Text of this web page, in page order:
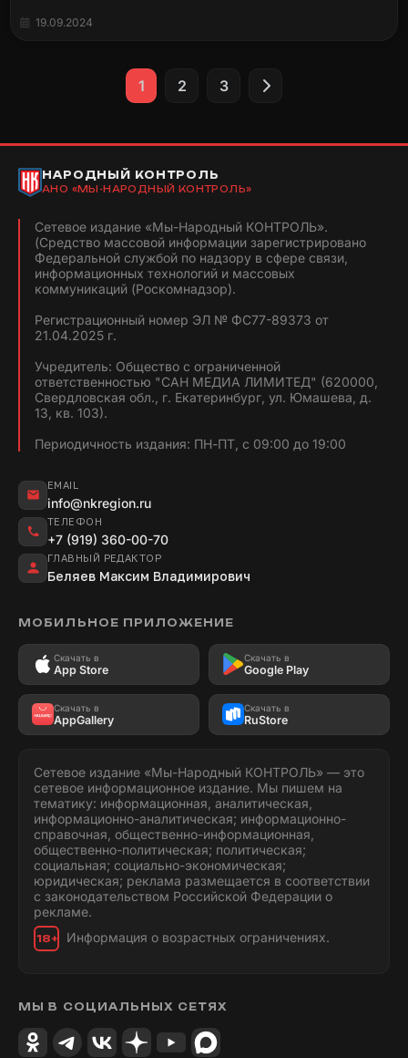
19.09.2024
1 2 3
НАРОДНЫЙ КОНТРОЛЬ
АНО «МЫ-НАРОДНЫЙ КОНТРОЛЬ»
Сетевое издание «Мы-Народный КОНТРОЛЬ».
(Средство массовой информации зарегистрировано
Федеральной службой по надзору в сфере связи,
информационных технологий и массовых
коммуникаций (Роскомнадзор).
Регистрационный номер ЭЛ № ФС77-89373 от
21.04.2025 г.
Учредитель: Общество с ограниченной
ответственностью "САН МЕДИА ЛИМИТЕД" (620000,
Свердловская обл., г. Екатеринбург, ул. Юмашева, д.
13, кв. 103).
Периодичность издания: ПН-ПТ, с 09:00 до 19:00
EMAIL
info@nkregion.ru
ТЕЛЕФОН
+7 (919) 360-00-70
ГЛАВНЫЙ РЕДАКТОР
Беляев Максим Владимирович
МОБИЛЬНОЕ ПРИЛОЖЕНИЕ
Скачать в
App Store
Скачать в
Google Play
Скачать в
AppGallery
Скачать в
RuStore
Сетевое издание «Мы-Народный КОНТРОЛЬ» — это
сетевое информационное издание. Мы пишем на
тематику: информационная, аналитическая,
информационно-аналитическая; информационно-
справочная, общественно-информационная,
общественно-политическая; политическая;
социальная; социально-экономическая;
юридическая; реклама размещается в соответствии
с законодательством Российской Федерации о
рекламе.
18+ Информация о возрастных ограничениях.
МЫ В СОЦИАЛЬНЫХ СЕТЯХ